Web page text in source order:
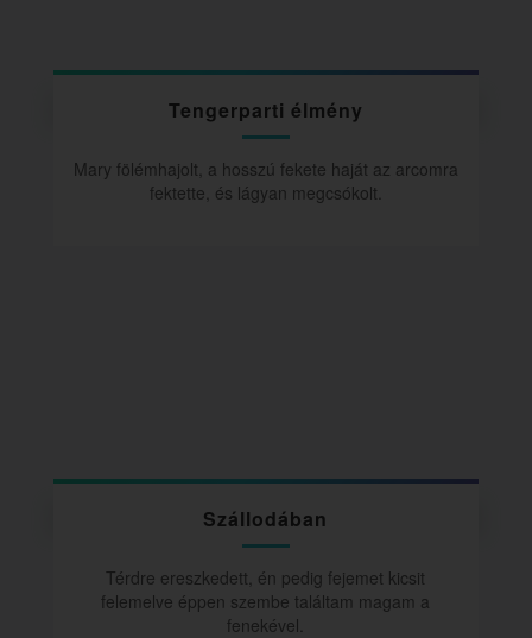
Tengerparti élmény
Mary fölémhajolt, a hosszú fekete haját az arcomra
fektette, és lágyan megcsókolt.
Szállodában
Térdre ereszkedett, én pedig fejemet kicsit
felemelve éppen szembe találtam magam a
fenekével.